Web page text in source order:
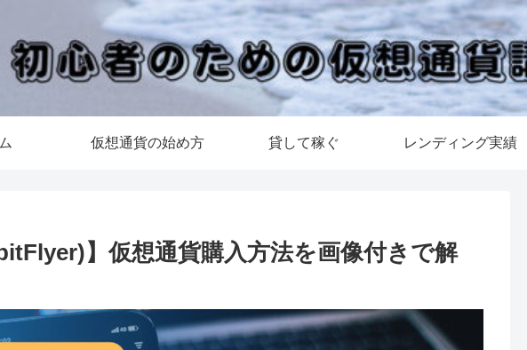
仮想通貨の始め方 貸して稼ぐ レンディング実績
】仮想通貨購入方法を画像付きで解